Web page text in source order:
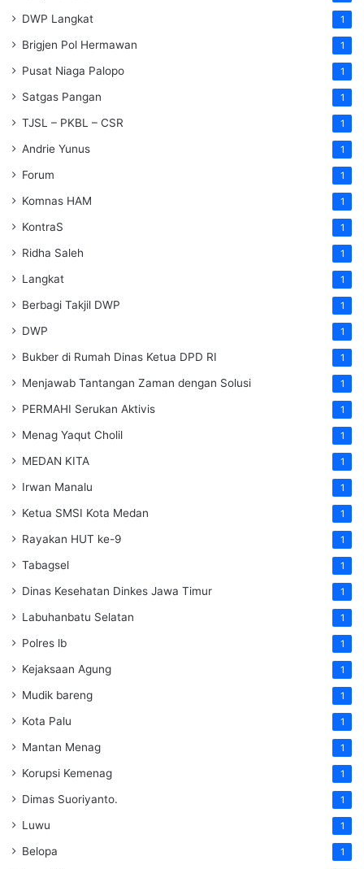
DWP Langkat 1
Brigjen Pol Hermawan 1
Pusat Niaga Palopo 1
Satgas Pangan 1
TJSL – PKBL – CSR 1
Andrie Yunus 1
Forum 1
Komnas HAM 1
KontraS 1
Ridha Saleh 1
Langkat 1
Berbagi Takjil DWP 1
DWP 1
Bukber di Rumah Dinas Ketua DPD RI 1
Menjawab Tantangan Zaman dengan Solusi 1
PERMAHI Serukan Aktivis 1
Menag Yaqut Cholil 1
MEDAN KITA 1
Irwan Manalu 1
Ketua SMSI Kota Medan 1
Rayakan HUT ke-9 1
Tabagsel 1
Dinas Kesehatan Dinkes Jawa Timur 1
Labuhanbatu Selatan 1
Polres lb 1
Kejaksaan Agung 1
Mudik bareng 1
Kota Palu 1
Mantan Menag 1
Korupsi Kemenag 1
Dimas Suoriyanto. 1
Luwu 1
Belopa 1